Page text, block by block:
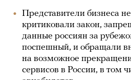
Представители бизнеса
критиковали закон,
данные россиян за
поспешный, и обращали
на возможное
сервисов в России, в том